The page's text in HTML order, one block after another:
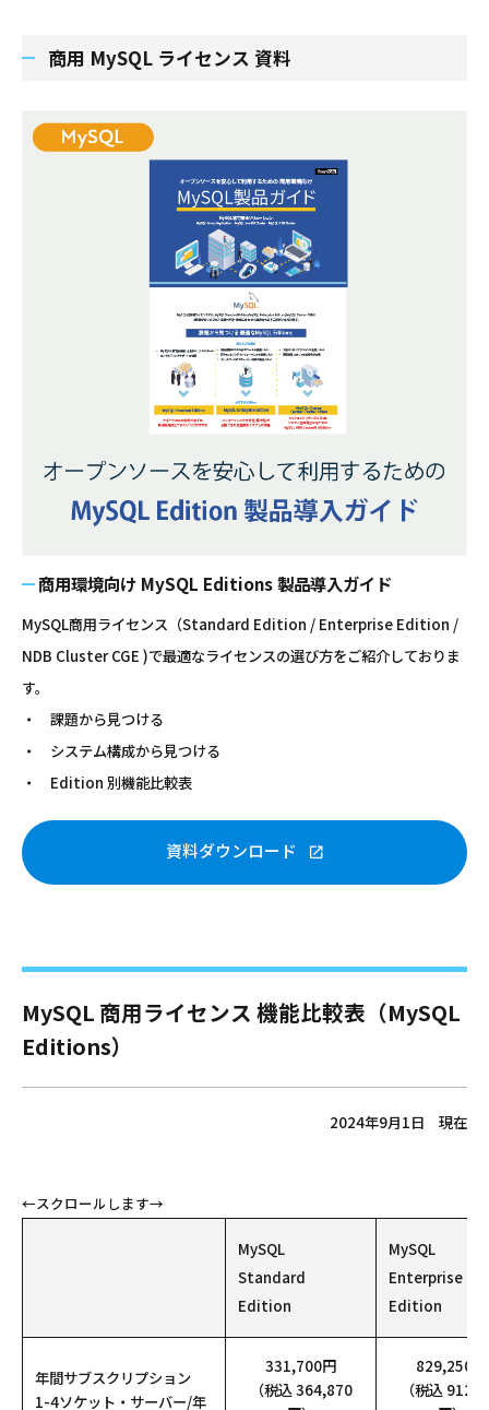
商用 MySQL ライセンス 資料
商用環境向け MySQL Editions 製品導入ガイド
MySQL商用ライセンス（Standard Edition / Enterprise Edition /
NDB Cluster CGE )で最適なライセンスの選び方をご紹介しておりま
す。
・ 課題から見つける
・ システム構成から見つける
・ Edition 別機能比較表
資料ダウンロード
MySQL 商用ライセンス 機能比較表（MySQL
Editions）
2024年9月1日 現在
MySQL
Standard
Edition
MySQL
Enterprise
Edition
年間サブスクリプション
1-4ソケット・サーバー/年
331,700円
（税込 364,870
829,250円
（税込